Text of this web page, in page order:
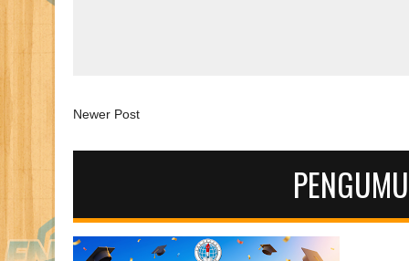
Newer Post